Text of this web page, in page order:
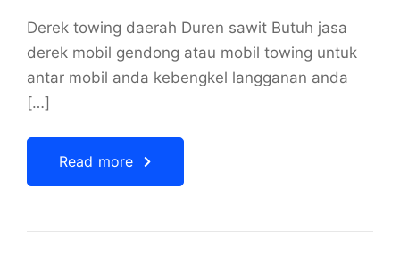
Derek towing daerah Duren sawit Butuh jasa
derek mobil gendong atau mobil towing untuk
antar mobil anda kebengkel langganan anda
[…]
Read more